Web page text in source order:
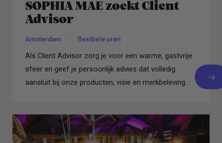
SOPHIA MAE zoekt Client
Advisor
Amsterdam flexibele uren
Als Client Advisor zorg je voor een warme, gastvrije
sfeer en geef je persoonlijk advies dat volledig
aansluit bij onze producten, visie en merkbeleving...